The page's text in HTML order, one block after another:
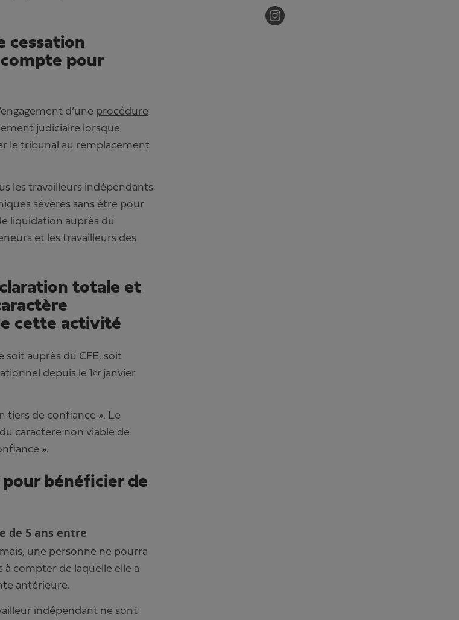
cessation
pour
d’une procédure
judiciaire lorsque
le tribunal au remplacement
les travailleurs indépendants
sévères sans être pour
liquidation auprès du
et les travailleurs des
totale et
cette activité
soit auprès du CFE, soit
depuis le 1er janvier
tiers de confiance ». Le
caractère non viable de
».
bénéficier de
de 5 ans entre
une personne ne pourra
à compter de laquelle elle a
antérieure.
indépendant ne sont